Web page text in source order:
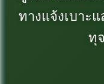
ทางแจ้งเบาะ
ทุ